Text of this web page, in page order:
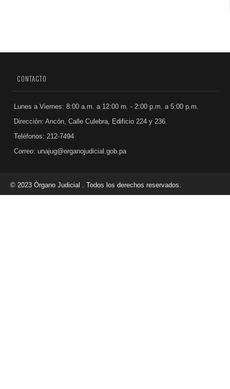
CONTACTO
Lunes a Viernes: 8:00 a.m. a 12:00 m. - 2:00 p.m. a 5:00 p.m.
Dirección: Ancón, Calle Culebra, Edificio 224 y 236.
Teléfonos: 212-7494
Correo: unajug@organojudicial.gob.pa
© 2023 Órgano Judicial . Todos los derechos reservados.